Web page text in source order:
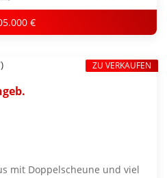
€
mit Doppelscheune und viel
ZU VERKAUFEN